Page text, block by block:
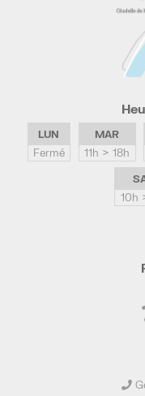
LUN
Fermé
MAR
11h > 18h
10h